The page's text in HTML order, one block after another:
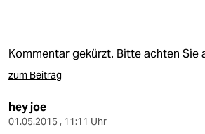
Kommentar gekürzt. Bitte achten Sie
zum Beitrag
hey joe
01.05.2015 , 11:11 Uhr